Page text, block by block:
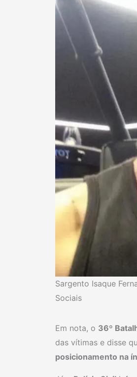
Sargento Isaque
Sociais
Em nota, o 36º
das vítimas e disse
posicionamento na